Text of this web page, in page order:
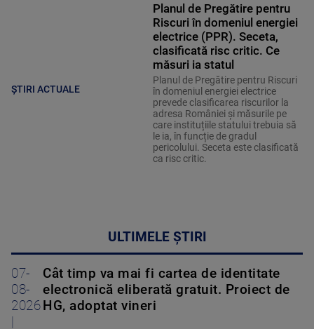
ȘTIRI ACTUALE
Planul de Pregătire pentru
Riscuri în domeniul energiei
electrice (PPR). Seceta,
clasificată risc critic. Ce
măsuri ia statul
Planul de Pregătire pentru Riscuri
în domeniul energiei electrice
prevede clasificarea riscurilor la
adresa României și măsurile pe
care instituțiile statului trebuia să
le ia, în funcție de gradul
pericolului. Seceta este clasificată
ca risc critic.
ULTIMELE ȘTIRI
07-
08-
2026
Cât timp va mai fi cartea de identitate
electronică eliberată gratuit. Proiect de
HG, adoptat vineri